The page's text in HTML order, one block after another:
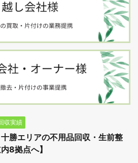
収実績
勝エリアの不用品回収・生前整
8拠点へ】